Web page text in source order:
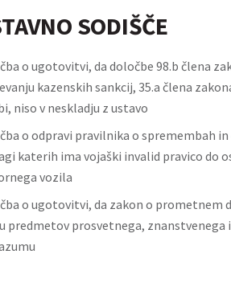
SODIŠČE
o ugotovitvi, da določbe 98.b člena
kazenskih sankcij, 35.a člena
niso v neskladju z ustavo
o odpravi pravilnika o spremembah
katerih ima vojaški invalid pravico do
vozila
o ugotovitvi, da zakon o prometnem
predmetov prosvetnega,